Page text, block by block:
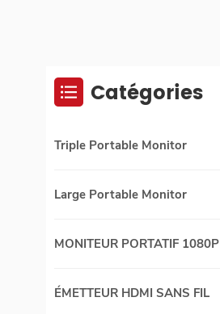
Catégories
Triple Portable Monitor
Large Portable Monitor
MONITEUR PORTATIF 1080P
ÉMETTEUR HDMI SANS FIL